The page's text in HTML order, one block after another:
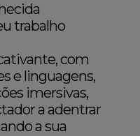
trabalho
com
e linguagens,
imersivas,
a adentrar
a sua